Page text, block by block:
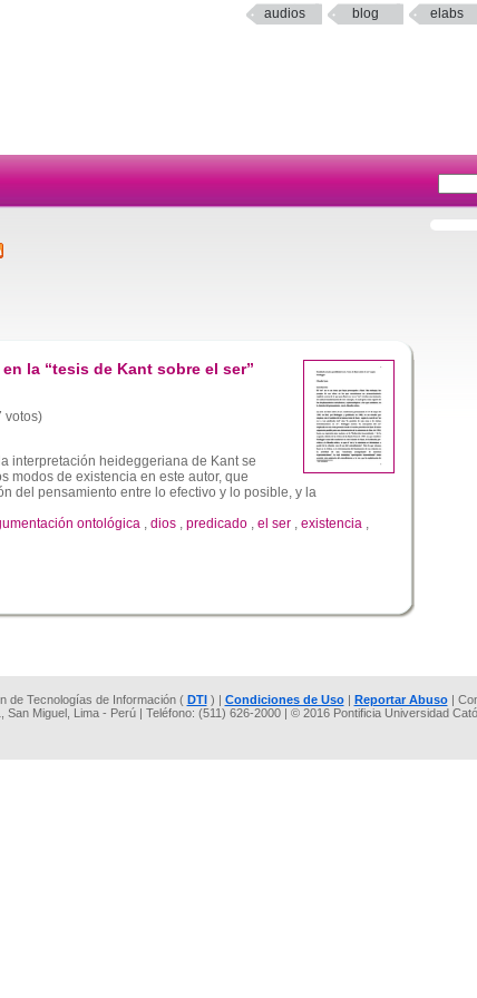
audios blog elabs
la “tesis de Kant sobre el ser”
votos)
interpretación heideggeriana de Kant se
modos de existencia en este autor, que
del pensamiento entre lo efectivo y lo posible, y la
ontológica , dios , predicado , el ser , existencia ,
de Tecnologías de Información ( DTI) | Condiciones de Uso| Reportar Abuso|
San Miguel, Lima - Perú | Teléfono: (511) 626-2000 | © 2016 Pontificia Universidad